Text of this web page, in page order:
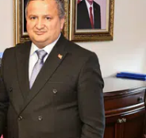
Çorum
Denizli
Diyarbakır
Edirne